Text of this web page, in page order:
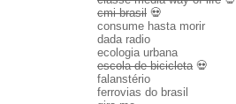
cmi brasil 💀
consume hasta morir
dada radio
ecologia urbana
escola de bicicleta💀
falanstério
ferrovias do brasil